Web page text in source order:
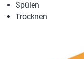
Spülen
Trocknen